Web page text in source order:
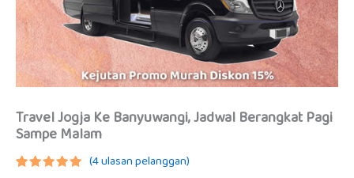
Travel Jogja Ke Banyuwangi, Jadwal Berangkat Pagi
Sampe Malam
(4ulasan pelanggan)